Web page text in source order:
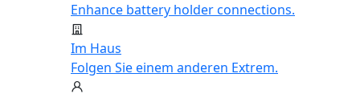
Enhance battery holder connections.
Im Haus
Folgen Sie einem anderen Extrem.